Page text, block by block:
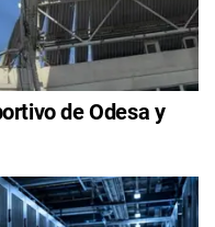
de Odesa y